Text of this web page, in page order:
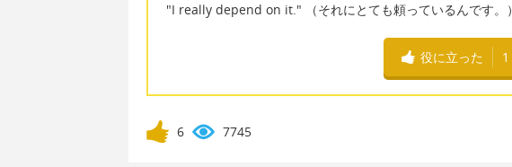
"I really depend on it." （それにとても頼っているんです。）
役に立った 1
6 7745